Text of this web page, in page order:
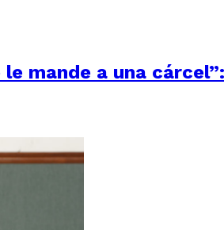
le mande a una